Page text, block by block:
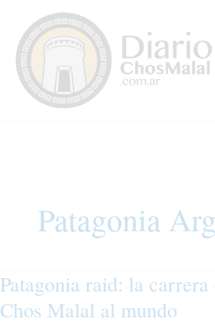
contenido
Patagonia
Patagonia raid: la carrera
Chos Malal al mundo
Patagonia
raid:
la